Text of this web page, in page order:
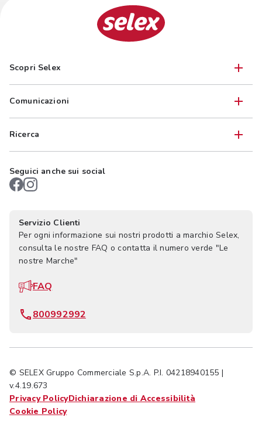
Scopri Selex
Comunicazioni
Ricerca
Seguici anche sui social
Servizio Clienti
Per ogni informazione sui nostri prodotti a marchio Selex,
consulta le nostre FAQ o contatta il numero verde "Le
nostre Marche"
FAQ
800992992
© SELEX Gruppo Commerciale S.p.A. P.I. 04218940155 |
v.4.19.673
Privacy PolicyDichiarazione di Accessibilità
Cookie Policy